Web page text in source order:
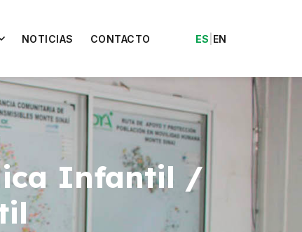
NOTICIAS CONTACTO ES EN
Infantil /